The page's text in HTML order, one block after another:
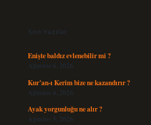
Son Yazılar
Enişte baldız evlenebilir mi ?
Ağustos 6, 2026
Kur’an-ı Kerim bize ne kazandırır ?
Ağustos 6, 2026
Ayak yorgunluğu ne alır ?
Ağustos 5, 2026